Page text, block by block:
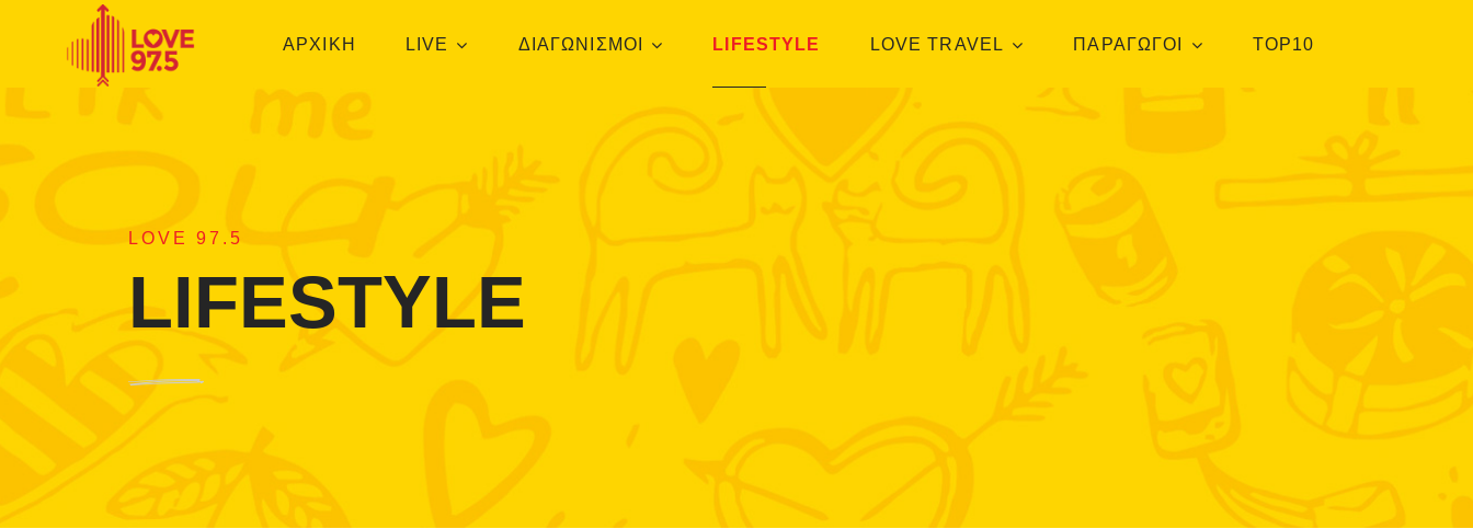
ΑΡΧΙΚΗ LIVE ΔΙΑΓΩΝΙΣΜΟΙ LIFESTYLE LOVE TRAVEL ΠΑΡΑΓΩΓΟΙ TOP10
LOVE 97.5
LIFESTYLE